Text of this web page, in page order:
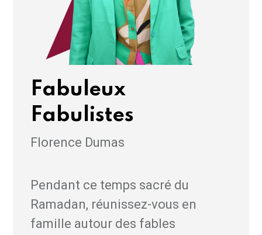
Fabuleux
Fabulistes
Florence Dumas
Pendant ce temps sacré du
Ramadan, réunissez-vous en
famille autour des fables